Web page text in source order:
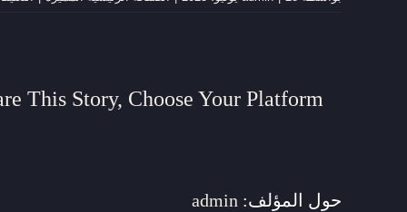
This Story, Choose Your Platform!
حول المؤلف: admin